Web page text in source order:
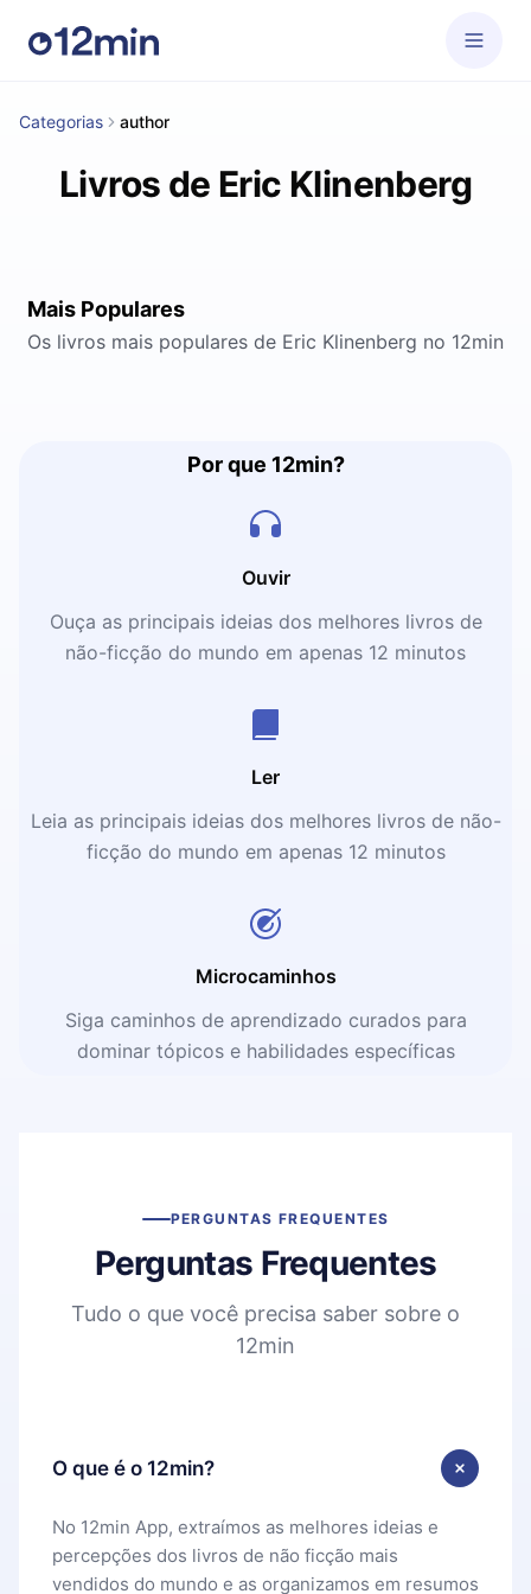
Categorias author
Livros de Eric Klinenberg
Mais Populares
Os livros mais populares de Eric Klinenberg no 12min
Por que 12min?
Ouvir
Ouça as principais ideias dos melhores livros de
não-ficção do mundo em apenas 12 minutos
Ler
Leia as principais ideias dos melhores livros de não-
ficção do mundo em apenas 12 minutos
Microcaminhos
Siga caminhos de aprendizado curados para
dominar tópicos e habilidades específicas
PERGUNTAS FREQUENTES
Perguntas Frequentes
Tudo o que você precisa saber sobre o
12min
O que é o 12min?
No 12min App, extraímos as melhores ideias e
percepções dos livros de não ficção mais
vendidos do mundo e as organizamos em resumos